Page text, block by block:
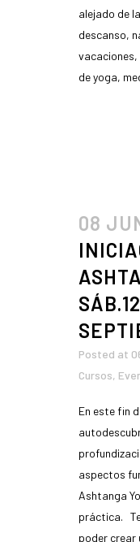
alejado de
descanso,
de yoga,
08
Posted at
Cursos,
En este fin
aspectos
Ashtanga
práctica.
poder crear